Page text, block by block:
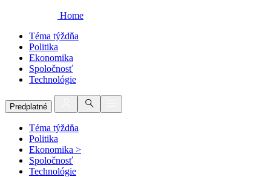
Home
Téma týždňa
Politika
Ekonomika
Spoločnosť
Technológie
Predplatné
Téma týždňa
Politika
Ekonomika >
Spoločnosť
Technológie